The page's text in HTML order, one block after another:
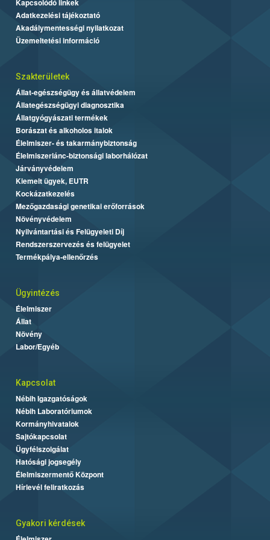
Kapcsolódó linkek
Adatkezelési tájékoztató
Akadálymentességi nyilatkozat
Üzemeltetési információ
Szakterületek
Állat-egészségügy és állatvédelem
Állategészségügyi diagnosztika
Állatgyógyászati termékek
Borászat és alkoholos italok
Élelmiszer- és takarmánybiztonság
Élelmiszerlánc-biztonsági laborhálózat
Járványvédelem
Kiemelt ügyek, EUTR
Kockázatkezelés
Mezőgazdasági genetikai erőforrások
Növényvédelem
Nyilvántartási és Felügyeleti Díj
Rendszerszervezés és felügyelet
Termékpálya-ellenőrzés
Ügyintézés
Élelmiszer
Állat
Növény
Labor/Egyéb
Kapcsolat
Nébih Igazgatóságok
Nébih Laboratóriumok
Kormányhivatalok
Sajtókapcsolat
Ügyfélszolgálat
Hatósági jogsegély
Élelmiszermentő Központ
Hírlevél feliratkozás
Gyakori kérdések